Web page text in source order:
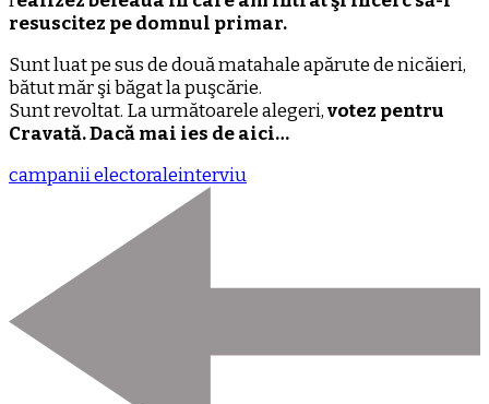
resuscitez pe domnul primar.
Sunt luat pe sus de două matahale apărute de nicăieri,
bătut măr şi băgat la puşcărie.
Sunt revoltat. La următoarele alegeri,votez pentru
Cravată. Dacă mai ies de aici…
campanii electoraleinterviu